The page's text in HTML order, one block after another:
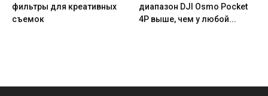
фильтры для креативных
съемок
диапазон DJI Osmo Pocket
4P выше, чем у любой...